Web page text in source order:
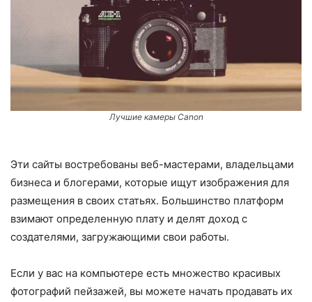
Лучшие камеры Canon
Эти сайты востребованы веб-мастерами, владельцами
бизнеса и блогерами, которые ищут изображения для
размещения в своих статьях. Большинство платформ
взимают определенную плату и делят доход с
создателями, загружающими свои работы.
Если у вас на компьютере есть множество красивых
фотографий пейзажей, вы можете начать продавать их